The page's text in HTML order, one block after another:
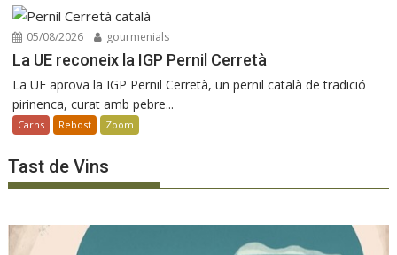
05/08/2026 gourmenials
La UE reconeix la IGP Pernil Cerretà
La UE aprova la IGP Pernil Cerretà, un pernil català de tradició
pirinenca, curat amb pebre...
Carns Rebost Zoom
Tast de Vins